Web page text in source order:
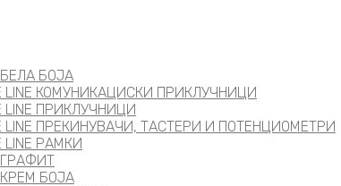
БЕЛА БОЈА
LINE КОМУНИКАЦИСКИ ПРИКЛУЧНИЦИ
LINE ПРИКЛУЧНИЦИ
LINE ПРЕКИНУВАЧИ, ТАСТЕРИ И ПОТЕНЦИОМЕТРИ
LINE РАМКИ
ГРАФИТ
КРЕМ БОЈА